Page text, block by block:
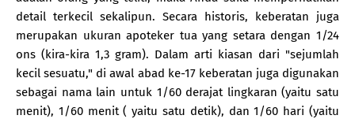
detail terkecil sekalipun. Secara historis, keberatan juga
merupakan ukuran apoteker tua yang setara dengan 1/24
ons (kira-kira 1,3 gram). Dalam arti kiasan dari "sejumlah
kecil sesuatu," di awal abad ke-17 keberatan juga digunakan
sebagai nama lain untuk 1/60 derajat lingkaran (yaitu satu
menit), 1/60 menit ( yaitu satu detik), dan 1/60 hari (yaitu